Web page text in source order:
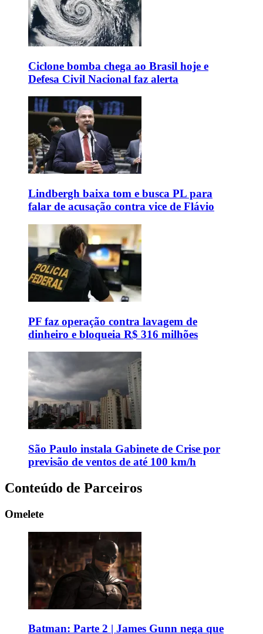
Ciclone bomba chega ao Brasil hoje e
Defesa Civil Nacional faz alerta
Lindbergh baixa tom e busca PL para
falar de acusação contra vice de Flávio
PF faz operação contra lavagem de
dinheiro e bloqueia R$ 316 milhões
São Paulo instala Gabinete de Crise por
previsão de ventos de até 100 km/h
Conteúdo de Parceiros
Omelete
Batman: Parte 2 | James Gunn nega que